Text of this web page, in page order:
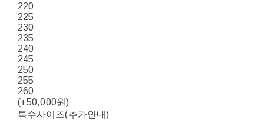
220
225
230
235
240
245
250
255
260
(+50,000원)
특수사이즈(추가안내)